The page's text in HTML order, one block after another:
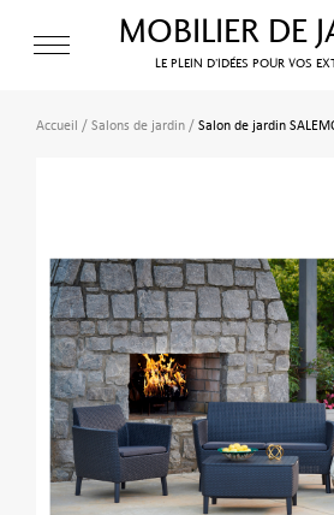
MOBILIER DE
LE PLEIN D’IDÉES POUR VOS
Accueil /Salons de jardin/Salon de jardin